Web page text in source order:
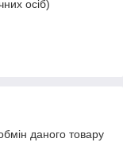
осіб)
даного товару